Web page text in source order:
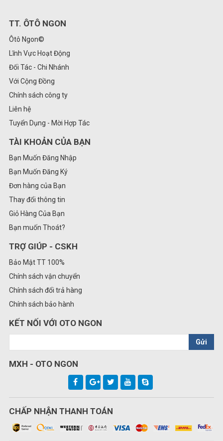
TT. ÔTÔ NGON
Ôtô Ngon©
Lĩnh Vực Hoạt Động
Đối Tác - Chi Nhánh
Với Cộng Đồng
Chính sách công ty
Liên hệ
Tuyển Dụng - Mời Hợp Tác
TÀI KHOẢN CỦA BẠN
Bạn Muốn Đăng Nhập
Bạn Muốn Đăng Ký
Đơn hàng của Bạn
Thay đổi thông tin
Giỏ Hàng Của Bạn
Bạn muốn Thoát?
TRỢ GIÚP - CSKH
Bảo Mật TT 100%
Chính sách vận chuyển
Chính sách đổi trả hàng
Chính sách bảo hành
KẾT NỐI VỚI OTO NGON
Gửi
MXH - OTO NGON
CHẤP NHẬN THANH TOÁN